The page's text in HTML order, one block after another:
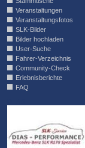
Veranstaltungen
Veranstaltungsfotos
SLK-Bilder
Bilder hochladen
User-Suche
Fahrer-Verzeichnis
Community-Check
Erlebnisberichte
FAQ